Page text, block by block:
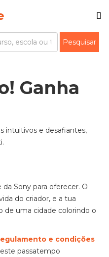
Ganha
intuitivos e desafiantes,
Sony para oferecer. O
do criador, e a tua
de uma cidade colorindo o
e condições
passatempo